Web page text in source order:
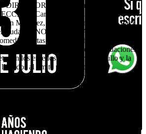
DIRECTOR: Ricardo Camacho
Carlos Martínez ACTORES:
Martínez, Ivana Martínez, Daniel Páez,
Rudas. SINOPSIS DE LA OBRA Tres
cortas de Antón Chéjov: El oso,
Con humor mordaz y situaciones
los enredos del amor, el orgullo y la
llevados al límite por lo cotidiano
y desencuentros que revelan lo
la condición humana. Unidas por el tono
las convenciones sociales, estas tres obras